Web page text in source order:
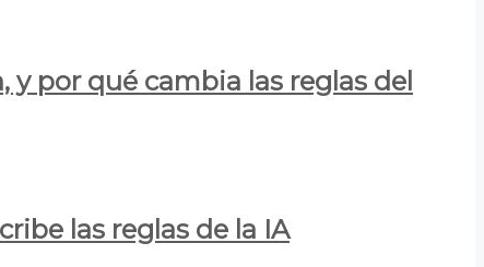
por qué cambia las reglas del
las reglas de la IA